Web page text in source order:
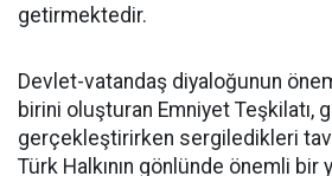
getirmektedir.
Devlet-vatandaş diyaloğunun
birini oluşturan Emniyet Teşkilatı,
gerçekleştirirken sergiledikleri
Türk Halkının gönlünde önemli bir